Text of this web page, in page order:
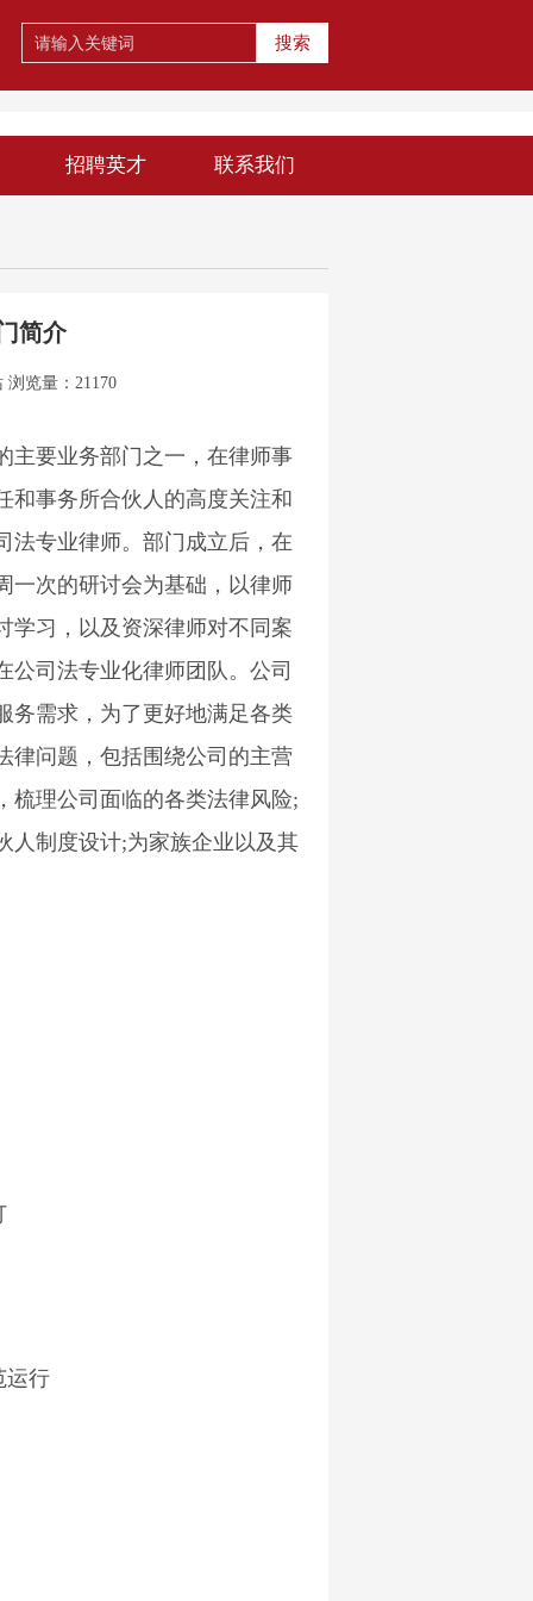
搜索
招聘英才 联系我们
简介
浏览量：21170
要业务部门之一，在律师事
和事务所合伙人的高度关注和
法专业律师。部门成立后，在
一次的研讨会为基础，以律师
学习，以及资深律师对不同案
司法专业化律师团队。公司
务需求，为了更好地满足各类
律问题，包括围绕公司的主营
梳理公司面临的各类法律风险;
人制度设计;为家族企业以及其
行